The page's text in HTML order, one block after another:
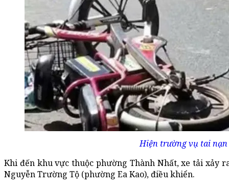
Hiện trường vụ tai
Khi đến khu vực thuộc phường Thành Nhất, xe tải xảy
Nguyễn Trường Tộ (phường Ea Kao), điều khiển.